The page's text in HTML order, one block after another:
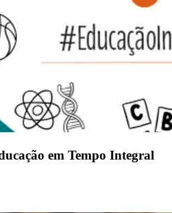
em Tempo Integral